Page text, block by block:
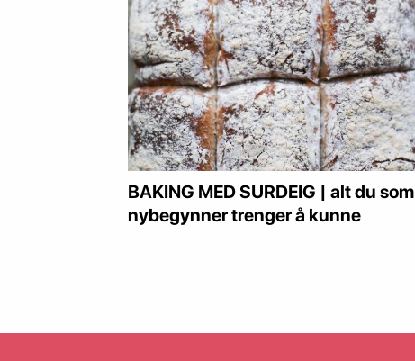
BAKING MED SURDEIG | alt du som
nybegynner trenger å kunne